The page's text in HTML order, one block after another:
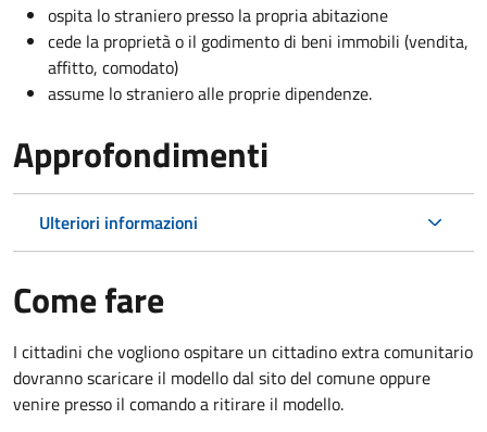
ospita lo straniero presso la propria abitazione
cede la proprietà o il godimento di beni immobili (vendita,
affitto, comodato)
assume lo straniero alle proprie dipendenze.
Approfondimenti
Ulteriori informazioni
Come fare
I cittadini che vogliono ospitare un cittadino extra comunitario
dovranno scaricare il modello dal sito del comune oppure
venire presso il comando a ritirare il modello.